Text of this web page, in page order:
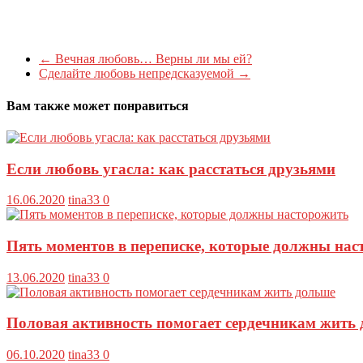
← Вечная любовь… Верны ли мы ей?
Сделайте любовь непредсказуемой →
Вам также может понравиться
Если любовь угасла: как расстаться друзьями
16.06.2020 tina33 0
Пять моментов в переписке, которые должны
13.06.2020 tina33 0
Половая активность помогает сердечникам жить
06.10.2020 tina33 0